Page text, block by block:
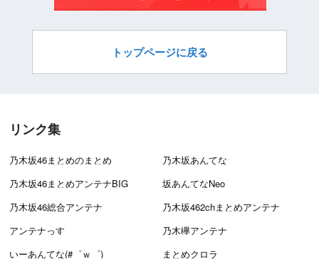
トップページに戻る
リンク集
乃木坂46まとめのまとめ
乃木坂あんてな
乃木坂46まとめアンテナBIG
坂あんてなNeo
乃木坂46総合アンテナ
乃木坂462chまとめアンテナ
アンテナっす
乃木欅アンテナ
いーあんてな(#゜ｗ゜)
まとめクロラ